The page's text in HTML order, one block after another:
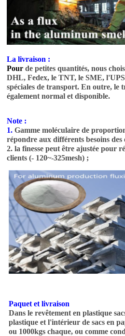
La livraison :
Pourde petites quantités, nous
DHL, Fedex, le TNT, le SME,
spéciales de transport. En outre, le
également normal et disponible.
Note :
1. Gamme moléculaire de
répondre aux différents besoins des
2. la finesse peut être ajustée pour
clients (- 120~-325mesh) ;
Paquet et livraison
Dans le revêtement en plastique
plastique et l'intérieur de sacs en
ou 1000kgs chaque, ou comme